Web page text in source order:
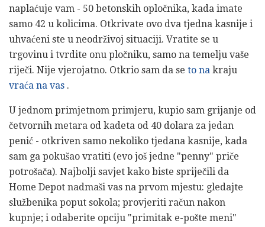
naplaćuje vam - 50 betonskih opločnika, kada imate
samo 42 u kolicima. Otkrivate ovo dva tjedna kasnije i
uhvaćeni ste u neodrživoj situaciji. Vratite se u
trgovinu i tvrdite onu pločniku, samo na temelju vaše
riječi. Nije vjerojatno. Otkrio sam da se to na kraju
vraća na vas .
U jednom primjetnom primjeru, kupio sam grijanje od
četvornih metara od kadeta od 40 dolara za jedan
penić - otkriven samo nekoliko tjedana kasnije, kada
sam ga pokušao vratiti (evo još jedne "penny" priče
potrošača). Najbolji savjet kako biste spriječili da
Home Depot nadmaši vas na prvom mjestu: gledajte
službenika poput sokola; provjeriti račun nakon
kupnje; i odaberite opciju "primitak e-pošte meni"